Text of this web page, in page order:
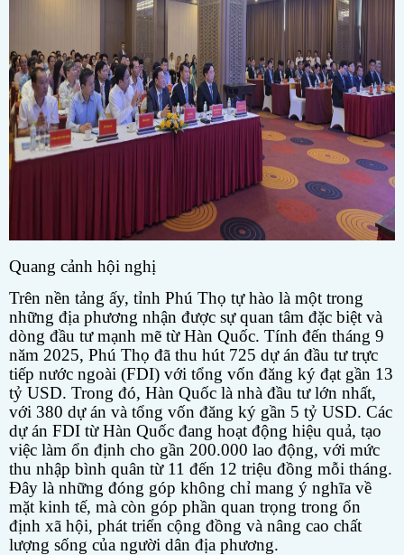
Quang cảnh hội nghị
Trên nền tảng ấy, tỉnh Phú Thọ tự hào là một trong
những địa phương nhận được sự quan tâm đặc biệt và
dòng đầu tư mạnh mẽ từ Hàn Quốc. Tính đến tháng 9
năm 2025, Phú Thọ đã thu hút 725 dự án đầu tư trực
tiếp nước ngoài (FDI) với tổng vốn đăng ký đạt gần 13
tỷ USD. Trong đó, Hàn Quốc là nhà đầu tư lớn nhất,
với 380 dự án và tổng vốn đăng ký gần 5 tỷ USD. Các
dự án FDI từ Hàn Quốc đang hoạt động hiệu quả, tạo
việc làm ổn định cho gần 200.000 lao động, với mức
thu nhập bình quân từ 11 đến 12 triệu đồng mỗi tháng.
Đây là những đóng góp không chỉ mang ý nghĩa về
mặt kinh tế, mà còn góp phần quan trọng trong ổn
định xã hội, phát triển cộng đồng và nâng cao chất
lượng sống của người dân địa phương.